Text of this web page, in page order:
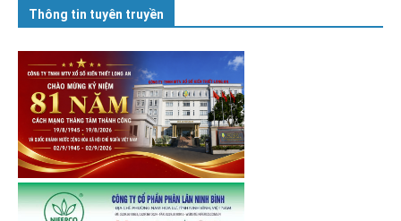
Thông tin tuyên truyền